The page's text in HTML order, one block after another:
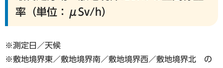
率（単位：μSv/h）
※測定日／天候
※敷地境界東／敷地境界南／敷地境界西／敷地境界北 の